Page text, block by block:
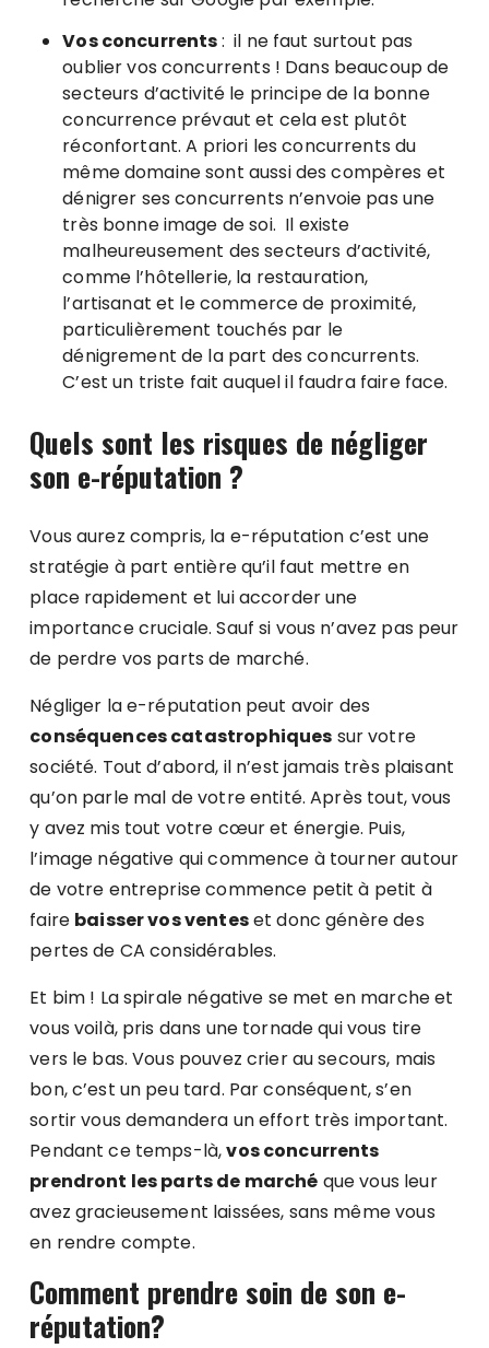
Vos concurrents: il ne faut surtout pas
oublier vos concurrents ! Dans beaucoup de
secteurs d’activité le principe de la bonne
concurrence prévaut et cela est plutôt
réconfortant. A priori les concurrents du
même domaine sont aussi des compères et
dénigrer ses concurrents n’envoie pas une
très bonne image de soi. Il existe
malheureusement des secteurs d’activité,
comme l’hôtellerie, la restauration,
l’artisanat et le commerce de proximité,
particulièrement touchés par le
dénigrement de la part des concurrents.
C’est un triste fait auquel il faudra faire face.
Quels sont les risques de négliger
son e-réputation ?
Vous aurez compris, la e-réputation c’est une
stratégie à part entière qu’il faut mettre en
place rapidement et lui accorder une
importance cruciale. Sauf si vous n’avez pas peur
de perdre vos parts de marché.
Négliger la e-réputation peut avoir des
conséquences catastrophiques sur votre
société. Tout d’abord, il n’est jamais très plaisant
qu’on parle mal de votre entité. Après tout, vous
y avez mis tout votre cœur et énergie. Puis,
l’image négative qui commence à tourner autour
de votre entreprise commence petit à petit à
faire baisser vos venteset donc génère des
pertes de CA considérables.
Et bim ! La spirale négative se met en marche et
vous voilà, pris dans une tornade qui vous tire
vers le bas. Vous pouvez crier au secours, mais
bon, c’est un peu tard. Par conséquent, s’en
sortir vous demandera un effort très important.
Pendant ce temps-là,vos concurrents
prendront les parts de marché que vous leur
avez gracieusement laissées, sans même vous
en rendre compte.
Comment prendre soin de son e-
réputation?